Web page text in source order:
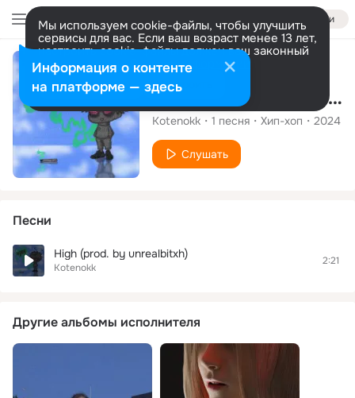
Войти
Мы используем cookie-файлы, чтобы улучшить
сервисы для вас. Если ваш возраст менее 13 лет,
настроить cookie-файлы должен ваш законный
представитель. Больше информации
Разрешить все Настроить
Сингл
High (prod. by unrealbitxh)
Kotenokk 1 песня Хип-хоп 2024
Слушать
Песни
High (prod. by unrealbitxh)
Kotenokk
2:21
Другие альбомы исполнителя
Информация о контенте
на платформе — здесь